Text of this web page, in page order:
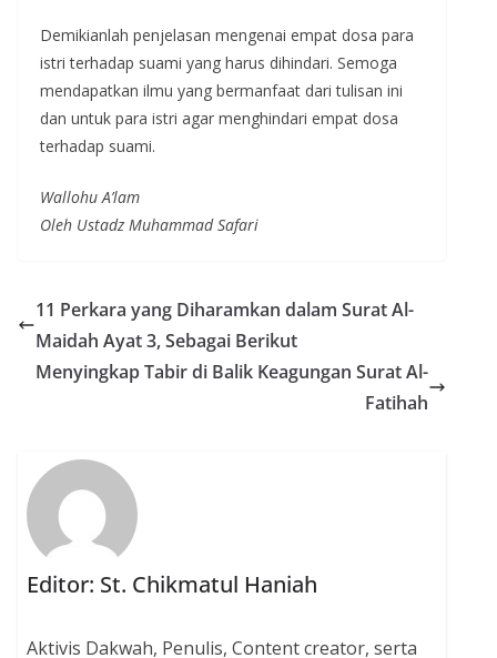
Demikianlah penjelasan mengenai empat dosa para
istri terhadap suami yang harus dihindari. Semoga
mendapatkan ilmu yang bermanfaat dari tulisan ini
dan untuk para istri agar menghindari empat dosa
terhadap suami.
Wallohu A’lam
Oleh Ustadz Muhammad Safari
11 Perkara yang Diharamkan dalam Surat Al-
Maidah Ayat 3, Sebagai Berikut
Menyingkap Tabir di Balik Keagungan Surat Al-
Fatihah
Editor: St. Chikmatul Haniah
Aktivis Dakwah, Penulis, Content creator, serta